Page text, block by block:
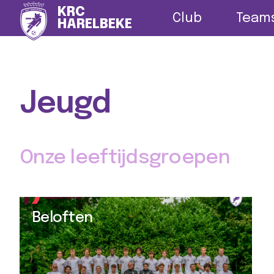
KRC
HARELBEKE
Club
Jeugd
Onze leeftijdsgroepen
Beloften